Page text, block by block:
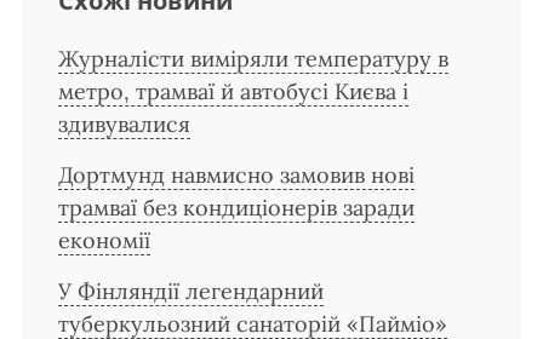
Журналісти виміряли температуру в
метро, трамваї й автобусі Києва і
здивувалися
Дортмунд навмисно замовив нові
трамваї без кондиціонерів заради
економії
У Фінляндії легендарний
туберкульозний санаторій «Пайміо»